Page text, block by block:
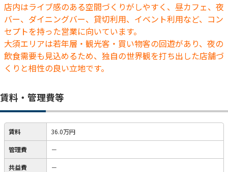
店内はライブ感のある空間づくりがしやすく、昼カフェ、夜
バー、ダイニングバー、貸切利用、イベント利用など、コン
セプトを持った営業に向いています。
大須エリアは若年層・観光客・買い物客の回遊があり、夜の
飲食需要も見込めるため、独自の世界観を打ち出した店舗づ
くりと相性の良い立地です。
賃料・管理費等
賃料 36.0万円
管理費 －
共益費 －